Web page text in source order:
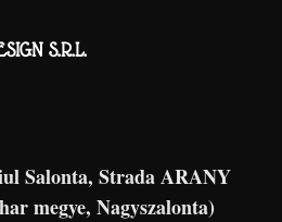
S.R.L.
Salonta, Strada ARANY
megye, Nagyszalonta)